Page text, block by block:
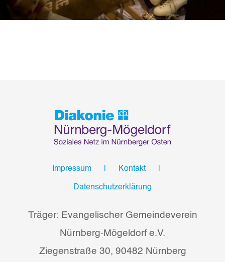
Impressum Kontakt
Datenschutzerklärung
Träger: Evangelischer Gemeindeverein
Nürnberg-Mögeldorf e.V.
Ziegenstraße 30, 90482 Nürnberg